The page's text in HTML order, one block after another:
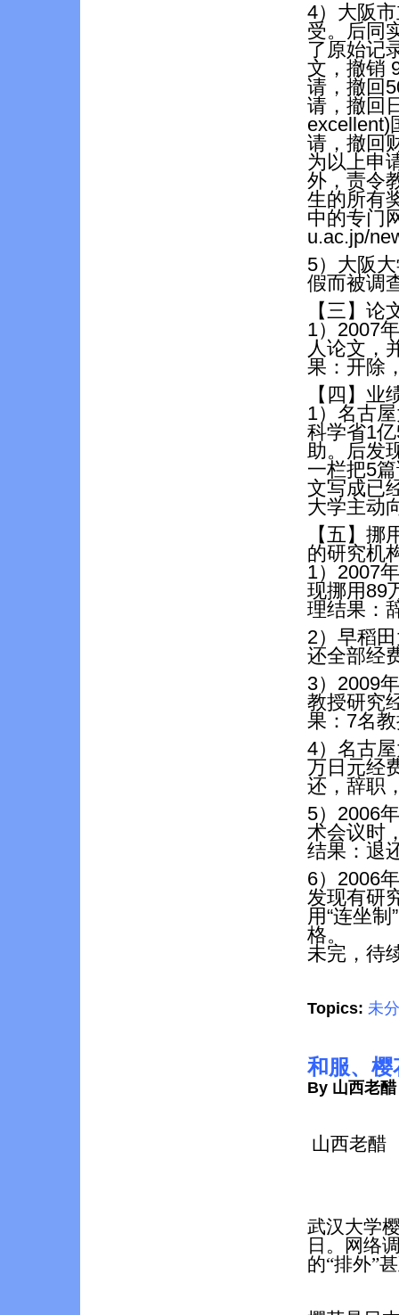
4）大阪
受。后同
了原始记
文，撤销
请，撤回
请，撤回
excellent)
请，撤回
为以上申
外，责令
生的所有
中的专门
u.ac.jp/
5）大阪
假而被调
【三】论
1）2007
人论文，
果：开除
【四】业
1）名古
科学省1
助。后发
一栏把5
文写成已
大学主动
【五】
的研究机
1）2007
现挪用89
理结果：
2）早稻
还全部经
3）2009
教授研究
果：7名
4）名古
万日元经
还，辞职
5）2006
术会议时
结果：退
6）2006
发现有研
用“连坐
格。
未完，待
Topics: 未
和服、樱
By 山西老醋
山西老醋
武汉大学
日。网络
的“排外”